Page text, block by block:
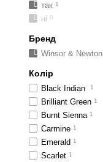
так 1
ні 0
Бренд
Winsor & Newton
Колір
Black Indian 1
Brilliant Green 1
Burnt Sienna 1
Carmine 1
Emerald 1
Scarlet 1